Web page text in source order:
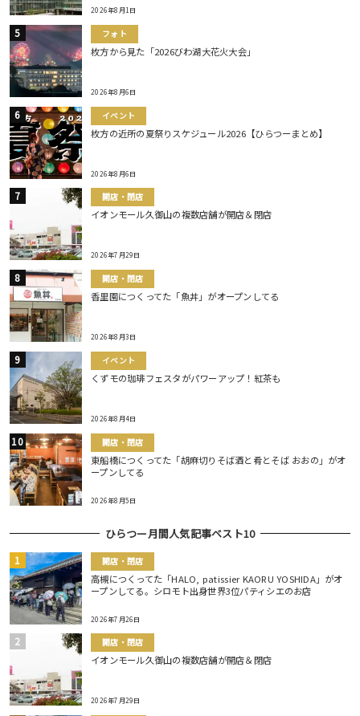
2026年8月1日
フォト
枚方から見た「2026びわ湖大花火大会」
2026年8月6日
イベント
枚方の近所の夏祭りスケジュール2026【ひらつーまとめ】
2026年8月6日
開店・閉店
イオンモール久御山の複数店舗が開店＆閉店
2026年7月29日
開店・閉店
香里園につくってた「魚丼」がオープンしてる
2026年8月3日
イベント
くずモの珈琲フェスタがパワーアップ！紅茶も
2026年8月4日
開店・閉店
東船橋につくってた「胡麻切りそば酒と肴とそば おおの」がオ
ープンしてる
2026年8月5日
ひらつー月間人気記事ベスト10
開店・閉店
高槻につくってた「HALO, patissier KAORU YOSHIDA」がオ
ープンしてる。シロモト出身世界3位パティシエのお店
2026年7月26日
開店・閉店
イオンモール久御山の複数店舗が開店＆閉店
2026年7月29日